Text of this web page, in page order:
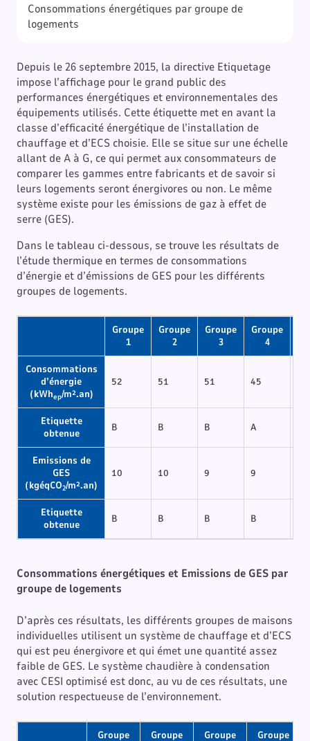
Consommations énergétiques par groupe de
logements
Depuis le 26 septembre 2015, la directive Etiquetage
impose l’affichage pour le grand public des
performances énergétiques et environnementales des
équipements utilisés. Cette étiquette met en avant la
classe d’efficacité énergétique de l’installation de
chauffage et d’ECS choisie. Elle se situe sur une échelle
allant de A à G, ce qui permet aux consommateurs de
comparer les gammes entre fabricants et de savoir si
leurs logements seront énergivores ou non. Le même
système existe pour les émissions de gaz à effet de
serre (GES).
Dans le tableau ci-dessous, se trouve les résultats de
l’étude thermique en termes de consommations
d’énergie et d’émissions de GES pour les différents
groupes de logements.
Groupe
1
Groupe
2
Groupe
3
Groupe
4
Consommations
d’énergie
(kWhep/m².an)
52 51 51 45
Etiquette
obtenue
B B B A
Emissions de
GES
(kgéqCO2/m².an)
10 10 9 9
Etiquette
obtenue
B B B B
Consommations énergétiques et Emissions de GES par
groupe de logements
D’après ces résultats, les différents groupes de maisons
individuelles utilisent un système de chauffage et d’ECS
qui est peu énergivore et qui émet une quantité assez
faible de GES. Le système chaudière à condensation
avec CESI optimisé est donc, au vu de ces résultats, une
solution respectueuse de l’environnement.
Groupe Groupe Groupe Groupe